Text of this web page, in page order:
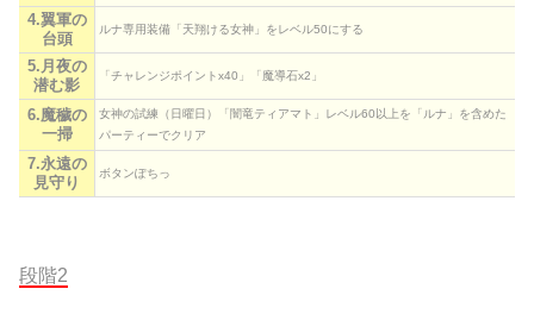
4.翼軍の
台頭
ルナ専用装備「天翔ける女神」をレベル50にする
5.月夜の
潜む影
「チャレンジポイントx40」「魔導石x2」
6.魔穢の
一掃
女神の試練（日曜日）「闇竜ティアマト」レベル60以上を「ルナ」を含めた
パーティーでクリア
7.永遠の
見守り
ボタンぽちっ
段階2